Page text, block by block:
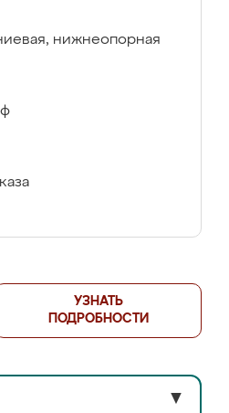
нижнеопорная
УЗНАТЬ
ПОДРОБНОСТИ
▼